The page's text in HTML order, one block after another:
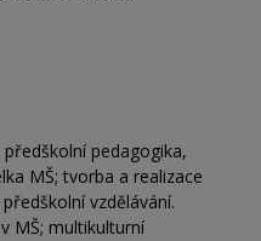
pedagogika,
MŠ; tvorba a realizace
vzdělávání.
MŠ; multikulturní